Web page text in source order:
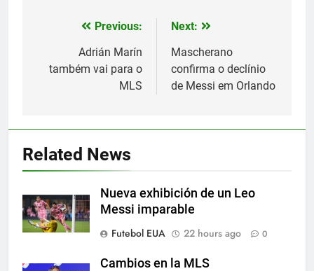
navigation
Previous:
Adrián Marín
também vai para o
MLS
Next:
Mascherano
confirma o declínio
de Messi em Orlando
Related News
Nueva exhibición de un Leo
Messi imparable
Futebol EUA
22 hours ago 0
Cambios en la MLS
A lesão sofrida por Leo Messi já
6
Leo Messi e hat-trick de Luis
Suárez
SPORTS